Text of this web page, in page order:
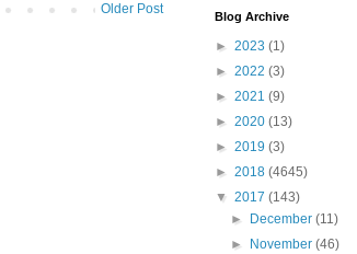
Older Post Blog Archive
► 2023 (1)
► 2022 (3)
► 2021 (9)
► 2020 (13)
► 2019 (3)
► 2018 (4645)
▼ 2017 (143)
►
December(11)
►
November(46)